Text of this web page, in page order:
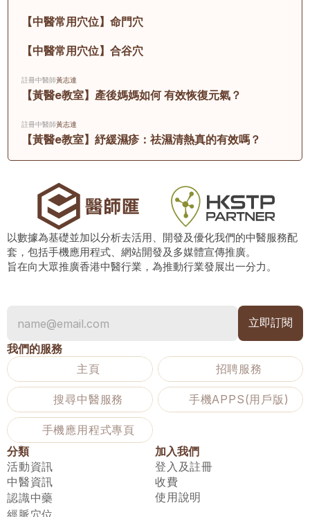
【中醫常用穴位】命門穴
【中醫常用穴位】合谷穴
註冊中醫師黃志達
【黃醫e教室】產後媽媽如何 有效恢復元氣？
註冊中醫師黃志達
【黃醫e教室】紓緩濕疹：祛濕清熱真的有效嗎？
以數據為基礎並加以分析去活用、開發及優化我們的中醫服務配
套，包括手機應用程式、網站開發及多媒體宣傳推廣。
旨在向大眾推廣香港中醫行業，為推動行業發展出一分力。
我們的服務
主頁
招聘服務
搜尋中醫服務 手機APPS(用戶版)
手機應用程式專頁
分類
活動資訊
中醫資訊
認識中藥
經脈穴位
加入我們
登入及註冊
收費
使用說明